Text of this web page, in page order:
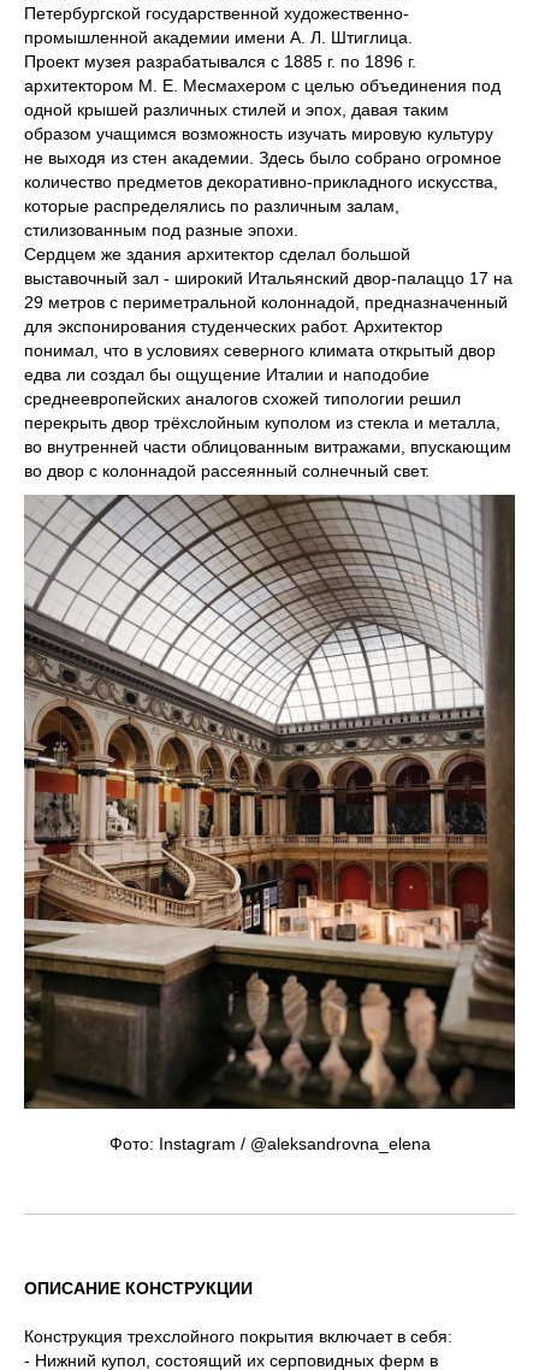
Петербургской государственной художественно-
промышленной академии имени А. Л. Штиглица.
Проект музея разрабатывался с 1885 г. по 1896 г.
архитектором М. Е. Месмахером с целью объединения под
одной крышей различных стилей и эпох, давая таким
образом учащимся возможность изучать мировую культуру
не выходя из стен академии. Здесь было собрано огромное
количество предметов декоративно-прикладного искусства,
которые распределялись по различным залам,
стилизованным под разные эпохи.
Сердцем же здания архитектор сделал большой
выставочный зал - широкий Итальянский двор-палаццо 17 на
29 метров с периметральной колоннадой, предназначенный
для экспонирования студенческих работ. Архитектор
понимал, что в условиях северного климата открытый двор
едва ли создал бы ощущение Италии и наподобие
среднеевропейских аналогов схожей типологии решил
перекрыть двор трёхслойным куполом из стекла и металла,
во внутренней части облицованным витражами, впускающим
во двор с колоннадой рассеянный солнечный свет.
Фото: Instagram / @aleksandrovna_elena
ОПИСАНИЕ КОНСТРУКЦИИ
Конструкция трехслойного покрытия включает в себя:
- Нижний купол, состоящий их серповидных ферм в